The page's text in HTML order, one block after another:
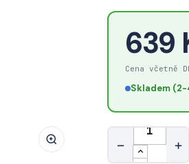
639
Cena včetně
Skladem (2-
Množství
− +